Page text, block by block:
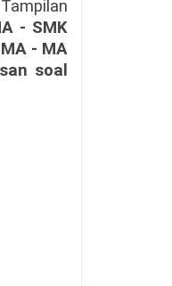
- SMK
- MA
soal